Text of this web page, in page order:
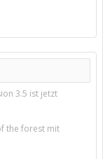
3.5 ist jetzt
the forest mit